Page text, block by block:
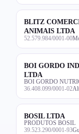
BLITZ
ANIMAIS LTDA
52.579.984/0001-00
BOI GORDO
LTDA
BOI GORDO
36.408.099/0001-02
BOSIL LTDA
PRODUTOS BOSIL
39.523.290/0001-93